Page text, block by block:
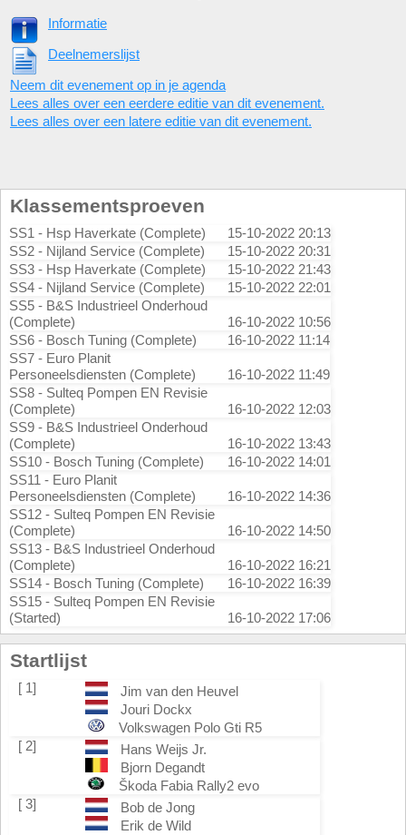
Informatie
Deelnemerslijst
Neem dit evenement op in je agenda
Lees alles over een eerdere editie van dit evenement.
Lees alles over een latere editie van dit evenement.
Klassementsproeven
SS1 - Hsp Haverkate (Complete)
15-10-2022 20:13
SS2 - Nijland Service (Complete)
15-10-2022 20:31
SS3 - Hsp Haverkate (Complete)
15-10-2022 21:43
SS4 - Nijland Service (Complete)
15-10-2022 22:01
SS5 - B&S Industrieel Onderhoud
(Complete)
16-10-2022 10:56
SS6 - Bosch Tuning (Complete)
16-10-2022 11:14
SS7 - Euro Planit
Personeelsdiensten (Complete)
16-10-2022 11:49
SS8 - Sulteq Pompen EN Revisie
(Complete)
16-10-2022 12:03
SS9 - B&S Industrieel Onderhoud
(Complete)
16-10-2022 13:43
SS10 - Bosch Tuning (Complete)
16-10-2022 14:01
SS11 - Euro Planit
Personeelsdiensten (Complete)
16-10-2022 14:36
SS12 - Sulteq Pompen EN Revisie
(Complete)
16-10-2022 14:50
SS13 - B&S Industrieel Onderhoud
(Complete)
16-10-2022 16:21
SS14 - Bosch Tuning (Complete)
16-10-2022 16:39
SS15 - Sulteq Pompen EN Revisie
(Started)
16-10-2022 17:06
Startlijst
[ 1]
Jim van den Heuvel
Jouri Dockx
Volkswagen Polo Gti R5
[ 2]
Hans Weijs Jr.
Bjorn Degandt
Škoda Fabia Rally2 evo
[ 3]
Bob de Jong
Erik de Wild